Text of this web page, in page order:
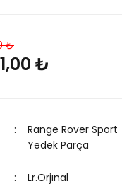
₺
₺
Range Rover Sport
Yedek Parça
Lr.Orjınal